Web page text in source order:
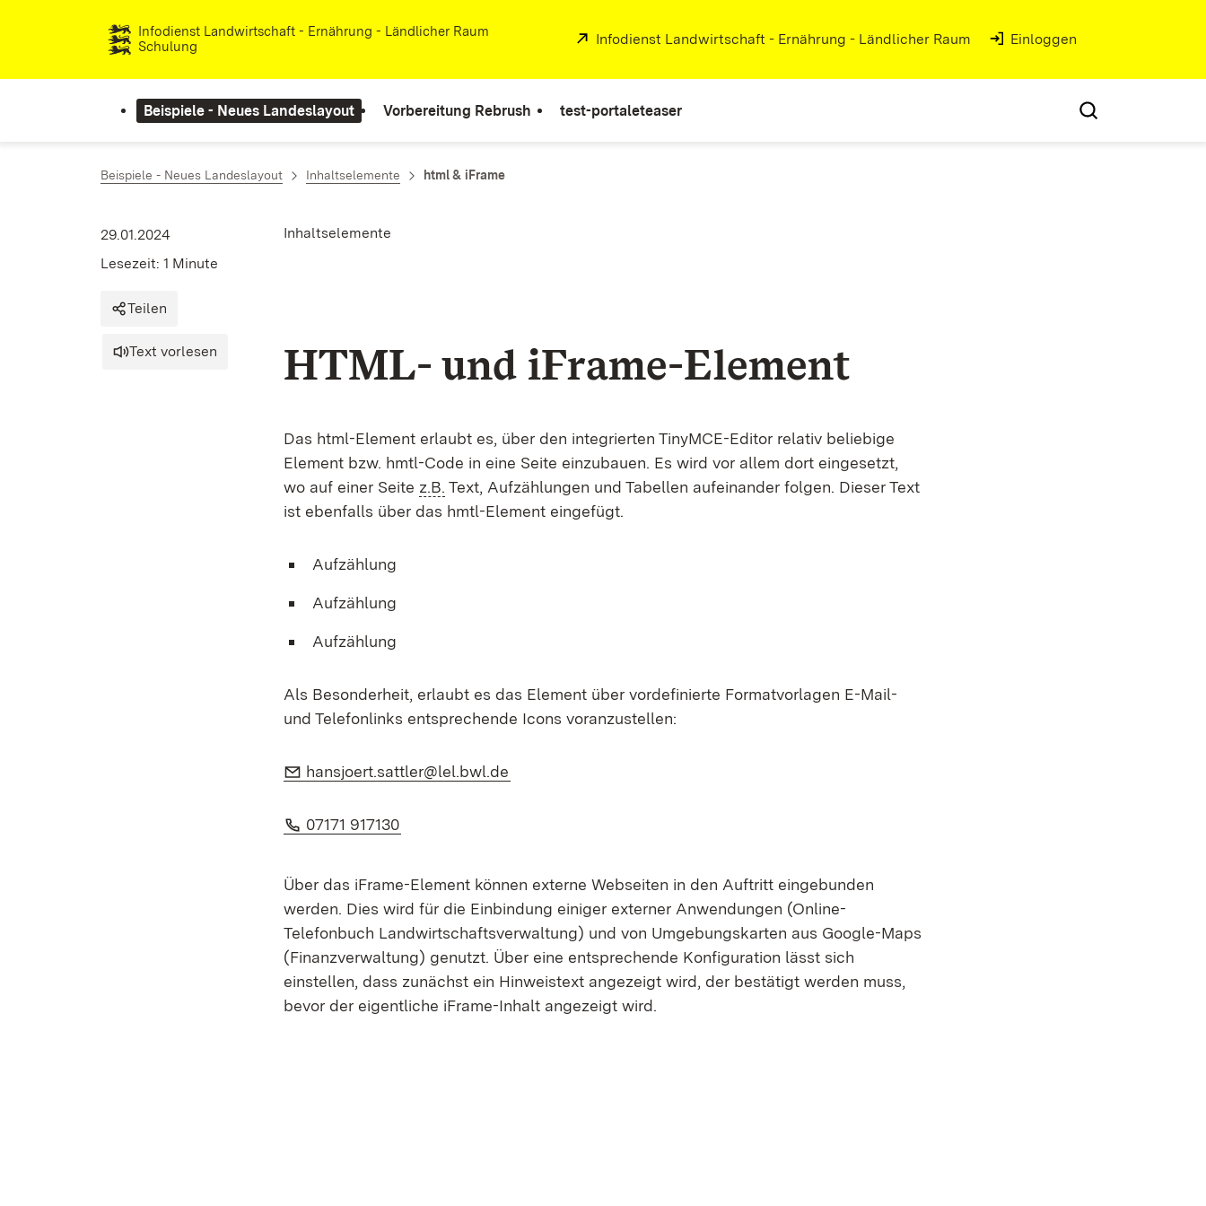
Zum Inhalt springenInfodienst Landwirtschaft - Ernährung - Ländlicher Raum
Schulung
Extern:
Infodienst Landwirtschaft - Ernährung - Ländlicher Raum Einloggen
Beispiele - Neues Landeslayout Vorbereitung Rebrush test-portaleteaser
Beispiele - Neues Landeslayout Inhaltselemente html & iFrame
Inhaltselemente
29.01.2024
Lesezeit: 1 Minute
Teilen
Text vorlesen HTML- und iFrame-Element
Das html-Element erlaubt es, über den integrierten TinyMCE-Editor relativ beliebige
Element bzw. hmtl-Code in eine Seite einzubauen. Es wird vor allem dort eingesetzt,
wo auf einer Seite z.B. Text, Aufzählungen und Tabellen aufeinander folgen. Dieser Text
ist ebenfalls über das hmtl-Element eingefügt.
Aufzählung
Aufzählung
Aufzählung
Als Besonderheit, erlaubt es das Element über vordefinierte Formatvorlagen E-Mail-
und Telefonlinks entsprechende Icons voranzustellen:
E-Mail:
hansjoert.sattler@lel.bwl.de
Telefon:
07171 917130
Über das iFrame-Element können externe Webseiten in den Auftritt eingebunden
werden. Dies wird für die Einbindung einiger externer Anwendungen (Online-
Telefonbuch Landwirtschaftsverwaltung) und von Umgebungskarten aus Google-Maps
(Finanzverwaltung) genutzt. Über eine entsprechende Konfiguration lässt sich
einstellen, dass zunächst ein Hinweistext angezeigt wird, der bestätigt werden muss,
bevor der eigentliche iFrame-Inhalt angezeigt wird.